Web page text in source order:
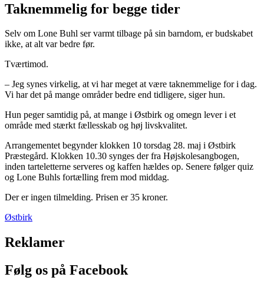
Taknemmelig for begge tider
Selv om Lone Buhl ser varmt tilbage på sin barndom, er budskabet
ikke, at alt var bedre før.
Tværtimod.
– Jeg synes virkelig, at vi har meget at være taknemmelige for i dag.
Vi har det på mange områder bedre end tidligere, siger hun.
Hun peger samtidig på, at mange i Østbirk og omegn lever i et
område med stærkt fællesskab og høj livskvalitet.
Arrangementet begynder klokken 10 torsdag 28. maj i Østbirk
Præstegård. Klokken 10.30 synges der fra Højskolesangbogen,
inden tarteletterne serveres og kaffen hældes op. Senere følger quiz
og Lone Buhls fortælling frem mod middag.
Der er ingen tilmelding. Prisen er 35 kroner.
Østbirk
Reklamer
Følg os på Facebook